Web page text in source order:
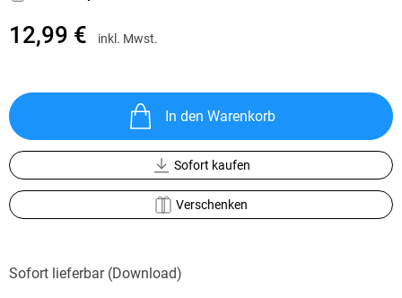
12,99 € inkl. Mwst.
In den Warenkorb
Sofort kaufen
Verschenken
Sofort lieferbar (Download)